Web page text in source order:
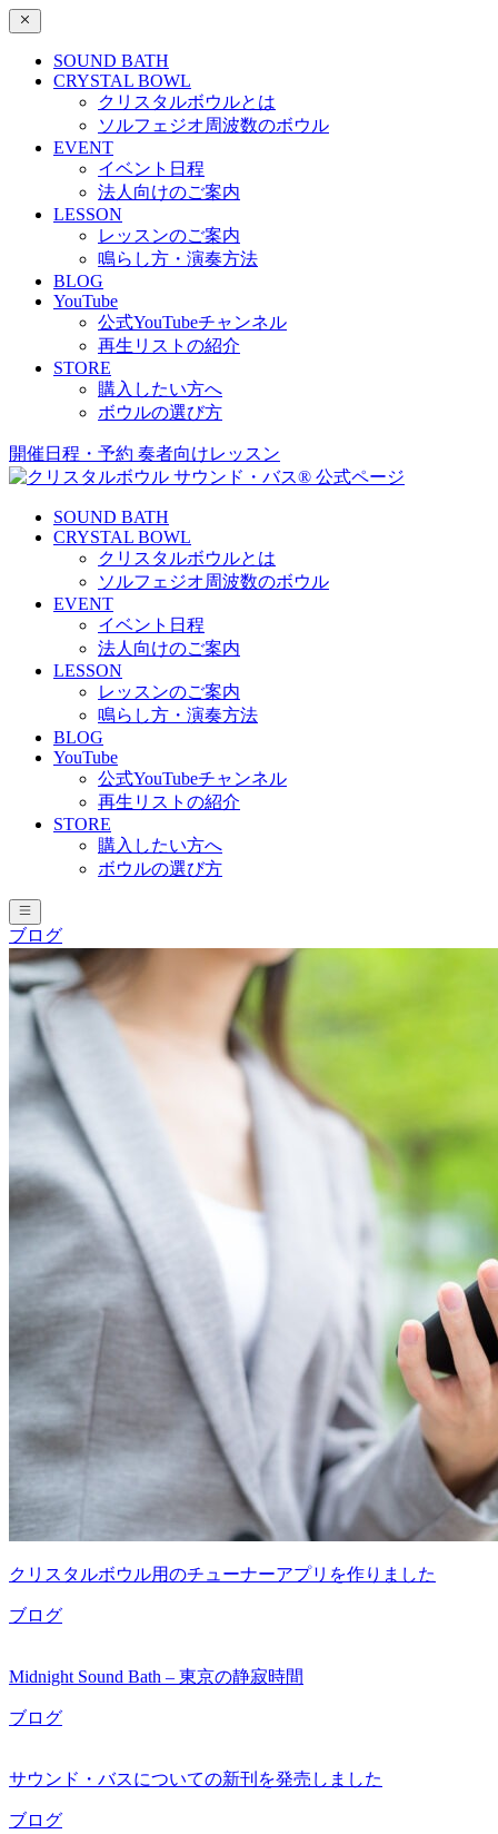
SOUND BATH
CRYSTAL BOWL
クリスタルボウルとは
ソルフェジオ周波数のボウル
EVENT
イベント日程
法人向けのご案内
LESSON
レッスンのご案内
鳴らし方・演奏方法
BLOG
YouTube
公式YouTubeチャンネル
再生リストの紹介
STORE
購入したい方へ
ボウルの選び方
開催日程・予約 奏者向けレッスン
SOUND BATH
CRYSTAL BOWL
クリスタルボウルとは
ソルフェジオ周波数のボウル
EVENT
イベント日程
法人向けのご案内
LESSON
レッスンのご案内
鳴らし方・演奏方法
BLOG
YouTube
公式YouTubeチャンネル
再生リストの紹介
STORE
購入したい方へ
ボウルの選び方
ブログ
クリスタルボウル用のチューナーアプリを作りました
ブログ
Midnight Sound Bath – 東京の静寂時間
ブログ
サウンド・バスについての新刊を発売しました
ブログ